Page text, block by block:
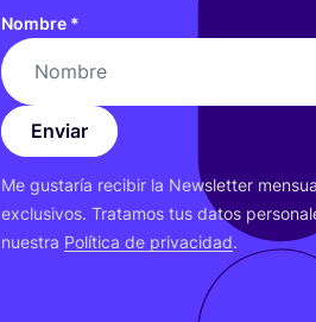
Nombre *
Enviar
Me gus­ta­ría reci­bir la News­let­ter
exclu­si­vos. Tra­ta­mos tus datos
nues­tra Polí­ti­ca de pri­va­ci­dad.